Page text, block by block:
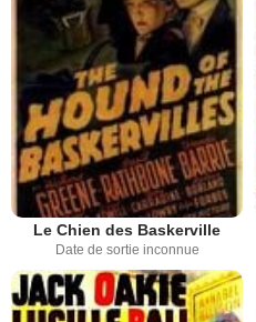
Le Chien des Baskerville
Date de sortie inconnue